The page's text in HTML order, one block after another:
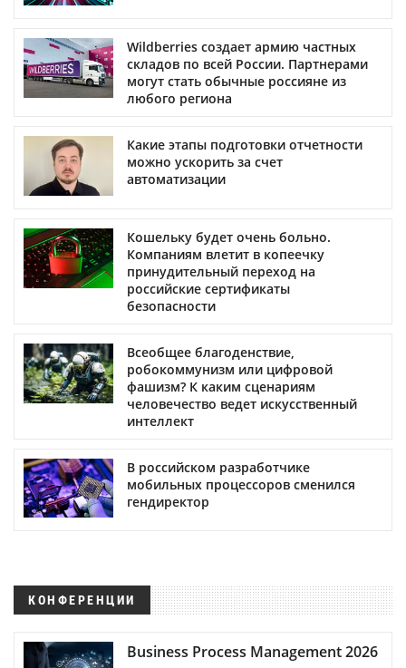
Wildberries создает армию частных
складов по всей России. Партнерами
могут стать обычные россияне из
любого региона
Какие этапы подготовки отчетности
можно ускорить за счет
автоматизации
Кошельку будет очень больно.
Компаниям влетит в копеечку
принудительный переход на
российские сертификаты
безопасности
Всеобщее благоденствие,
робокоммунизм или цифровой
фашизм? К каким сценариям
человечество ведет искусственный
интеллект
В российском разработчике
мобильных процессоров сменился
гендиректор
КОНФЕРЕНЦИИ
Business Process Management 2026